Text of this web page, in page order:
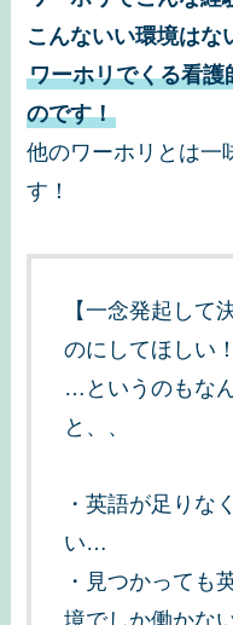
こんないい環境はな
ワーホリでくる看
のです！
他のワーホリとは一
す！
【一念発起して
のにしてほしい！
…というのもな
と、、
・英語が足りな
い…
・見つかっても
境でしか働かな